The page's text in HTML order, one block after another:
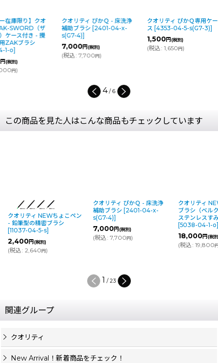
クオリティ ぴかＱ - 床洗浄
補助ブラシ [
2401-04-x-
s(G7-4) ]
7,000
(
クオリティ ぴかＱ専用ケー
ス [4353-04-5-s(G7-3)]
(
クオリティ
元用ステン
4/ 6
この商品を見た人はこんな商品もチェックしています
クオリティ NEWちょこペン
- 鉛筆型の精密ブラシ
[11037-04-5-s]
2,400円(税別)
(税込: 2,640円)
クオリティ ぴかＱ - 床洗浄
補助ブラシ [2401-04-x-
s(G7-4)]
7,000円(税別)
(税込: 7,700円)
クオリティ
ブラシ（ベル
ステンレスす
[5038-04-1-o
18,000円(税
(税込: 19,800
1 / 23
関連グループ
クオリティ
New Arrival！新着商品をチェック！